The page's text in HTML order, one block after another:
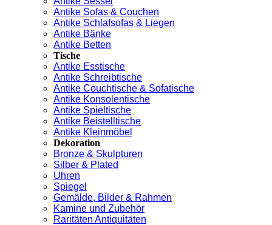
Antike Sofas & Couchen
Antike Schlafsofas & Liegen
Antike Bänke
Antike Betten
Tische
Antike Esstische
Antike Schreibtische
Antike Couchtische & Sofatische
Antike Konsolentische
Antike Spieltische
Antike Beistelltische
Antike Kleinmöbel
Dekoration
Bronze & Skulpturen
Silber & Plated
Uhren
Spiegel
Gemälde, Bilder & Rahmen
Kamine und Zubehör
Raritäten Antiquitäten